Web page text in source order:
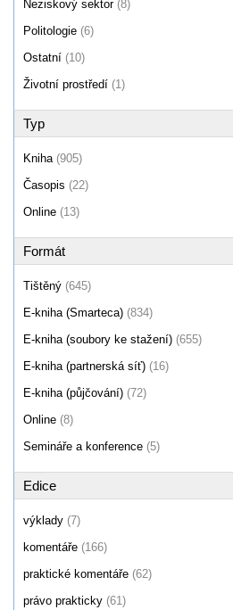
Neziskový sektor (8)
Politologie (6)
Ostatní (10)
Životní prostředí (1)
Typ
Kniha (905)
Časopis (22)
Online (13)
Formát
Tištěný (645)
E-kniha (Smarteca) (834)
E-kniha (soubory ke stažení) (655)
E-kniha (partnerská síť) (16)
E-kniha (půjčování) (72)
Online (8)
Semináře a konference (5)
Edice
výklady (7)
komentáře (166)
praktické komentáře (62)
právo prakticky (61)